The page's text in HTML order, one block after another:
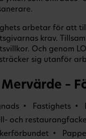
arbetar för att
krav.
Och genom
sig utanför
Mervärde –
Fastighets
och